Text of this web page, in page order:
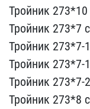
Тройник
Тр​ойник 273*7
Тройник 273*7-
Тройник 27​3*7-
Тройник 273*7-
Тройник 27​3*8